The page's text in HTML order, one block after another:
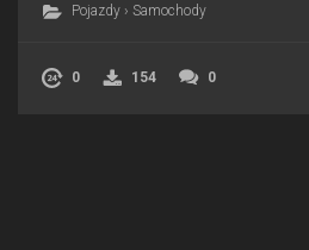
Pojazdy › Samochody
0 154 0